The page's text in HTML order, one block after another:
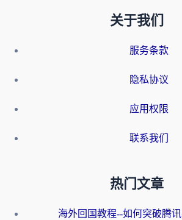
关于我们
服务条款
隐私协议
应用权限
联系我们
热门文章
海外回国教程--如何突破腾